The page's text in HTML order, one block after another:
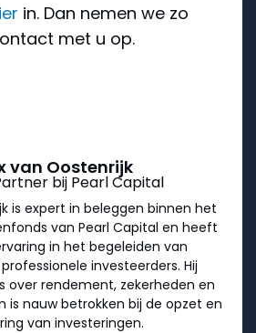
in. Dan nemen we zo
met u op.
van Oostenrijk
bij Pearl Capital
is expert in beleggen binnen het
van Pearl Capital en heeft
in het begeleiden van
investeerders. Hij
over rendement, zekerheden en
is nauw betrokken bij de opzet en
van investeringen.